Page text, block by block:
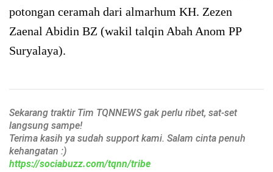
potongan ceramah dari almarhum KH. Zezen
Zaenal Abidin BZ (wakil talqin Abah Anom PP
Suryalaya).
Sekarang traktir Tim TQNNEWS gak perlu ribet, sat-set
langsung sampe!
Terima kasih ya sudah support kami. Salam cinta penuh
kehangatan :)
https://sociabuzz.com/tqnn/tribe